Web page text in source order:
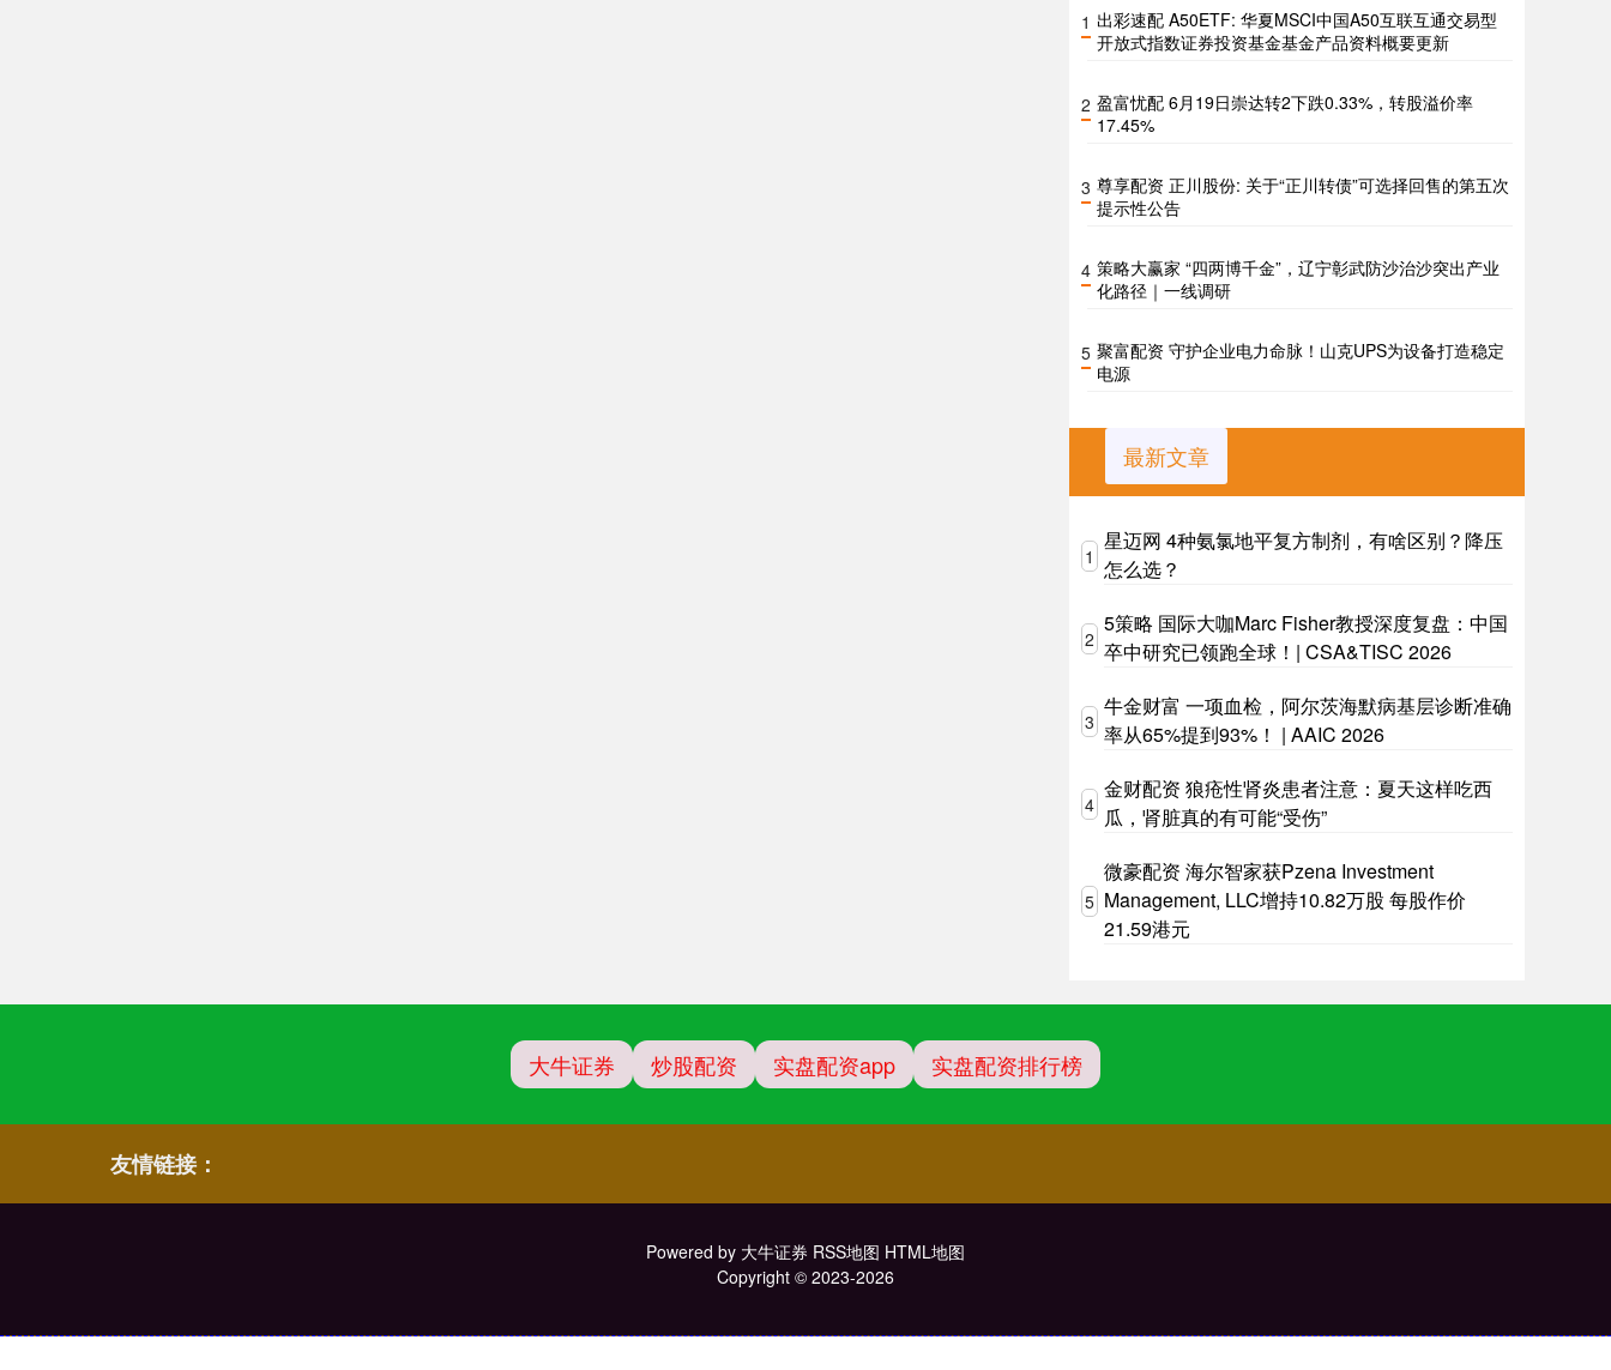
1 出彩速配 A50ETF: 华夏MSCI中国A50互联互通交易型
开放式指数证券投资基金基金产品资料概要更新
2 盈富忧配 6月19日崇达转2下跌0.33%，转股溢价率
17.45%
3 尊享配资 正川股份: 关于“正川转债”可选择回售的第五次
提示性公告
4 策略大赢家 “四两博千金”，辽宁彰武防沙治沙突出产业
化路径｜一线调研
5 聚富配资 守护企业电力命脉！山克UPS为设备打造稳定
电源
最新文章
1
星迈网 4种氨氯地平复方制剂，有啥区别？降压
怎么选？
2
5策略 国际大咖Marc Fisher教授深度复盘：中国
卒中研究已领跑全球！| CSA&TISC 2026
3
牛金财富 一项血检，阿尔茨海默病基层诊断准确
率从65%提到93%！ | AAIC 2026
4
金财配资 狼疮性肾炎患者注意：夏天这样吃西
瓜，肾脏真的有可能“受伤”
5
微豪配资 海尔智家获Pzena Investment
Management, LLC增持10.82万股 每股作价
21.59港元
大牛证券 炒股配资 实盘配资app 实盘配资排行榜
友情链接：
Powered by 大牛证券 RSS地图 HTML地图
Copyright © 2023-2026